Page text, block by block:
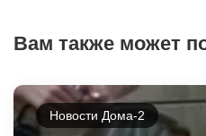
Вам также может
Новости Дома-2